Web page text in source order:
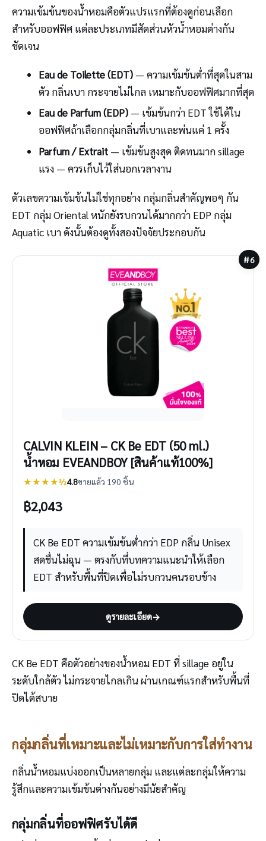
ความเข้มข้นของน้ำหอมคือตัวแปรแรกที่ต้องดูก่อนเลือก
สำหรับออฟฟิศ แต่ละประเภทมีสัดส่วนหัวน้ำหอมต่างกัน
ชัดเจน
Eau de Toilette (EDT)— ความเข้มข้นต่ำที่สุดในสาม
ตัว กลิ่นเบา กระจายไม่ไกล เหมาะกับออฟฟิศมากที่สุด
Eau de Parfum (EDP)— เข้มข้นกว่า EDT ใช้ได้ใน
ออฟฟิศถ้าเลือกกลุ่มกลิ่นที่เบาและพ่นแค่ 1 ครั้ง
Parfum / Extrait— เข้มข้นสูงสุด ติดทนมาก sillage
แรง — ควรเก็บไว้ใส่นอกเวลางาน
ตัวเลขความเข้มข้นไม่ใช่ทุกอย่าง กลุ่มกลิ่นสำคัญพอๆ กัน
EDT กลุ่ม Oriental หนักยังรบกวนได้มากกว่า EDP กลุ่ม
Aquatic เบา ดังนั้นต้องดูทั้งสองปัจจัยประกอบกัน
#6
CALVIN KLEIN – CK Be EDT (50 ml.)
น้ำหอม EVEANDBOY [สินค้าแท้100%]
★★★★½4.8ขายแล้ว 190 ชิ้น
฿2,043
CK Be EDT ความเข้มข้นต่ำกว่า EDP กลิ่น Unisex
สดชื่นไม่ฉุน — ตรงกับที่บทความแนะนำให้เลือก
EDT สำหรับพื้นที่ปิดเพื่อไม่รบกวนคนรอบข้าง
ดูรายละเอียด→
CK Be EDT คือตัวอย่างของน้ำหอม EDT ที่ sillage อยู่ใน
ระดับใกล้ตัว ไม่กระจายไกลเกิน ผ่านเกณฑ์แรกสำหรับพื้นที่
ปิดได้สบาย
กลุ่มกลิ่นที่เหมาะและไม่เหมาะกับการใส่ทำงาน
กลิ่นน้ำหอมแบ่งออกเป็นหลายกลุ่ม และแต่ละกลุ่มให้ความ
รู้สึกและความเข้มข้นต่างกันอย่างมีนัยสำคัญ
กลุ่มกลิ่นที่ออฟฟิศรับได้ดี